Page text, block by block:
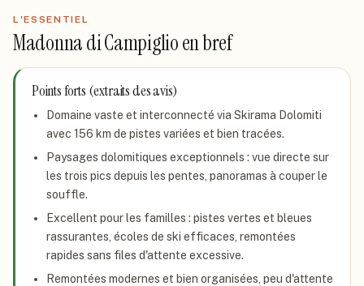
L'ESSENTIEL
Madonna di Campiglioen bref
Points forts (extraits des avis)
Domaine vaste et interconnecté via Skirama Dolomiti
avec 156 km de pistes variées et bien tracées.
Paysages dolomitiques exceptionnels : vue directe sur
les trois pics depuis les pentes, panoramas à couper le
souffle.
Excellent pour les familles : pistes vertes et bleues
rassurantes, écoles de ski efficaces, remontées
rapides sans files d'attente excessive.
Remontées modernes et bien organisées, peu d'attente